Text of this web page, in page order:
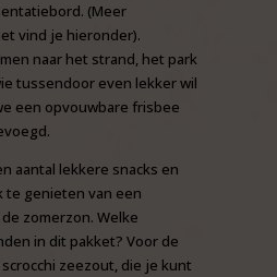
(Meer
vind je hieronder).
naar het strand, het park
tussendoor even lekker wil
een opvouwbare frisbee
aantal lekkere snacks en
te genieten van een
zomerzon. Welke
in dit pakket? Voor de
zeezout, die je kunt